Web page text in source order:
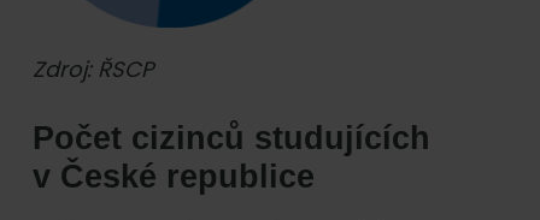
Zdroj: ŘSCP
Počet cizinců studujících
v České republice